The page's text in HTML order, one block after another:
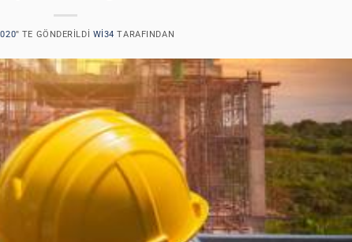
’' TE GÖNDERILDI WI34 TARAFINDAN